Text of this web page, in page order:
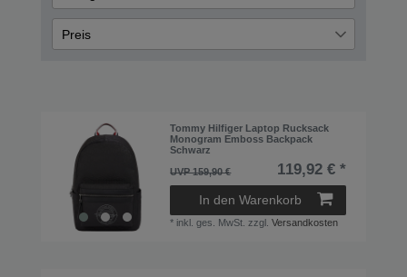
Bei Fragen zu Ihrer Bestellung
Um Ihre Anfrage rasch beantworten zu können, halten Sie
Auftragsnummer bereit. Sie finden beides am
Sonderangebote
Schule 5
Preis
Übernehmen
Tommy Hilfiger Laptop Rucksack
Monogram Emboss Backpack
Schwarz
UVP 159,90 €
119,92 € *
In den Warenkorb
* inkl. ges. MwSt. zzgl.Versandkosten